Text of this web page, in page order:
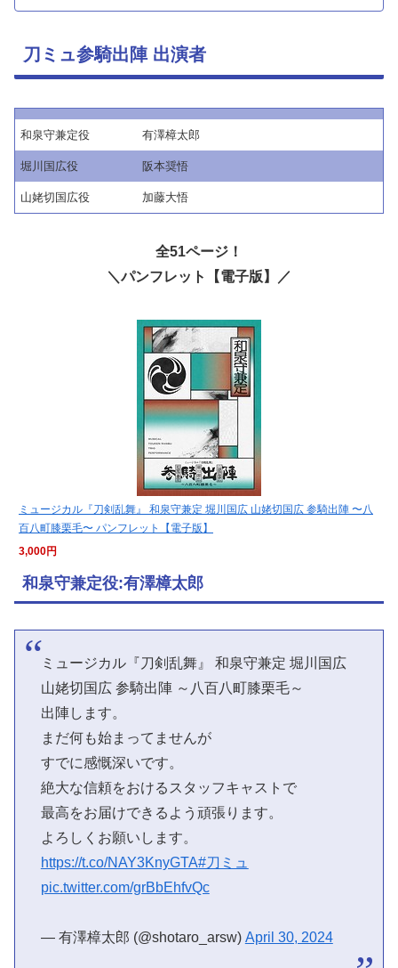
刀ミュ参騎出陣 出演者
和泉守兼定役 有澤樟太郎
堀川国広役 阪本奨悟
山姥切国広役 加藤大悟
全51ページ！
＼パンフレット【電子版】／
ミュージカル『刀剣乱舞』 和泉守兼定 堀川国広 山姥切国広 参騎出陣 〜八
百八町膝栗毛〜 パンフレット【電子版】
3,000円
和泉守兼定役:有澤樟太郎
ミュージカル『刀剣乱舞』 和泉守兼定 堀川国広
山姥切国広 参騎出陣 ～八百八町膝栗毛～
出陣します。
まだ何も始まってませんが
すでに感慨深いです。
絶大な信頼をおけるスタッフキャストで
最高をお届けできるよう頑張ります。
よろしくお願いします。
https://t.co/NAY3KnyGTA#刀ミュ
pic.twitter.com/grBbEhfvQc
— 有澤樟太郎 (@shotaro_arsw) April 30, 2024